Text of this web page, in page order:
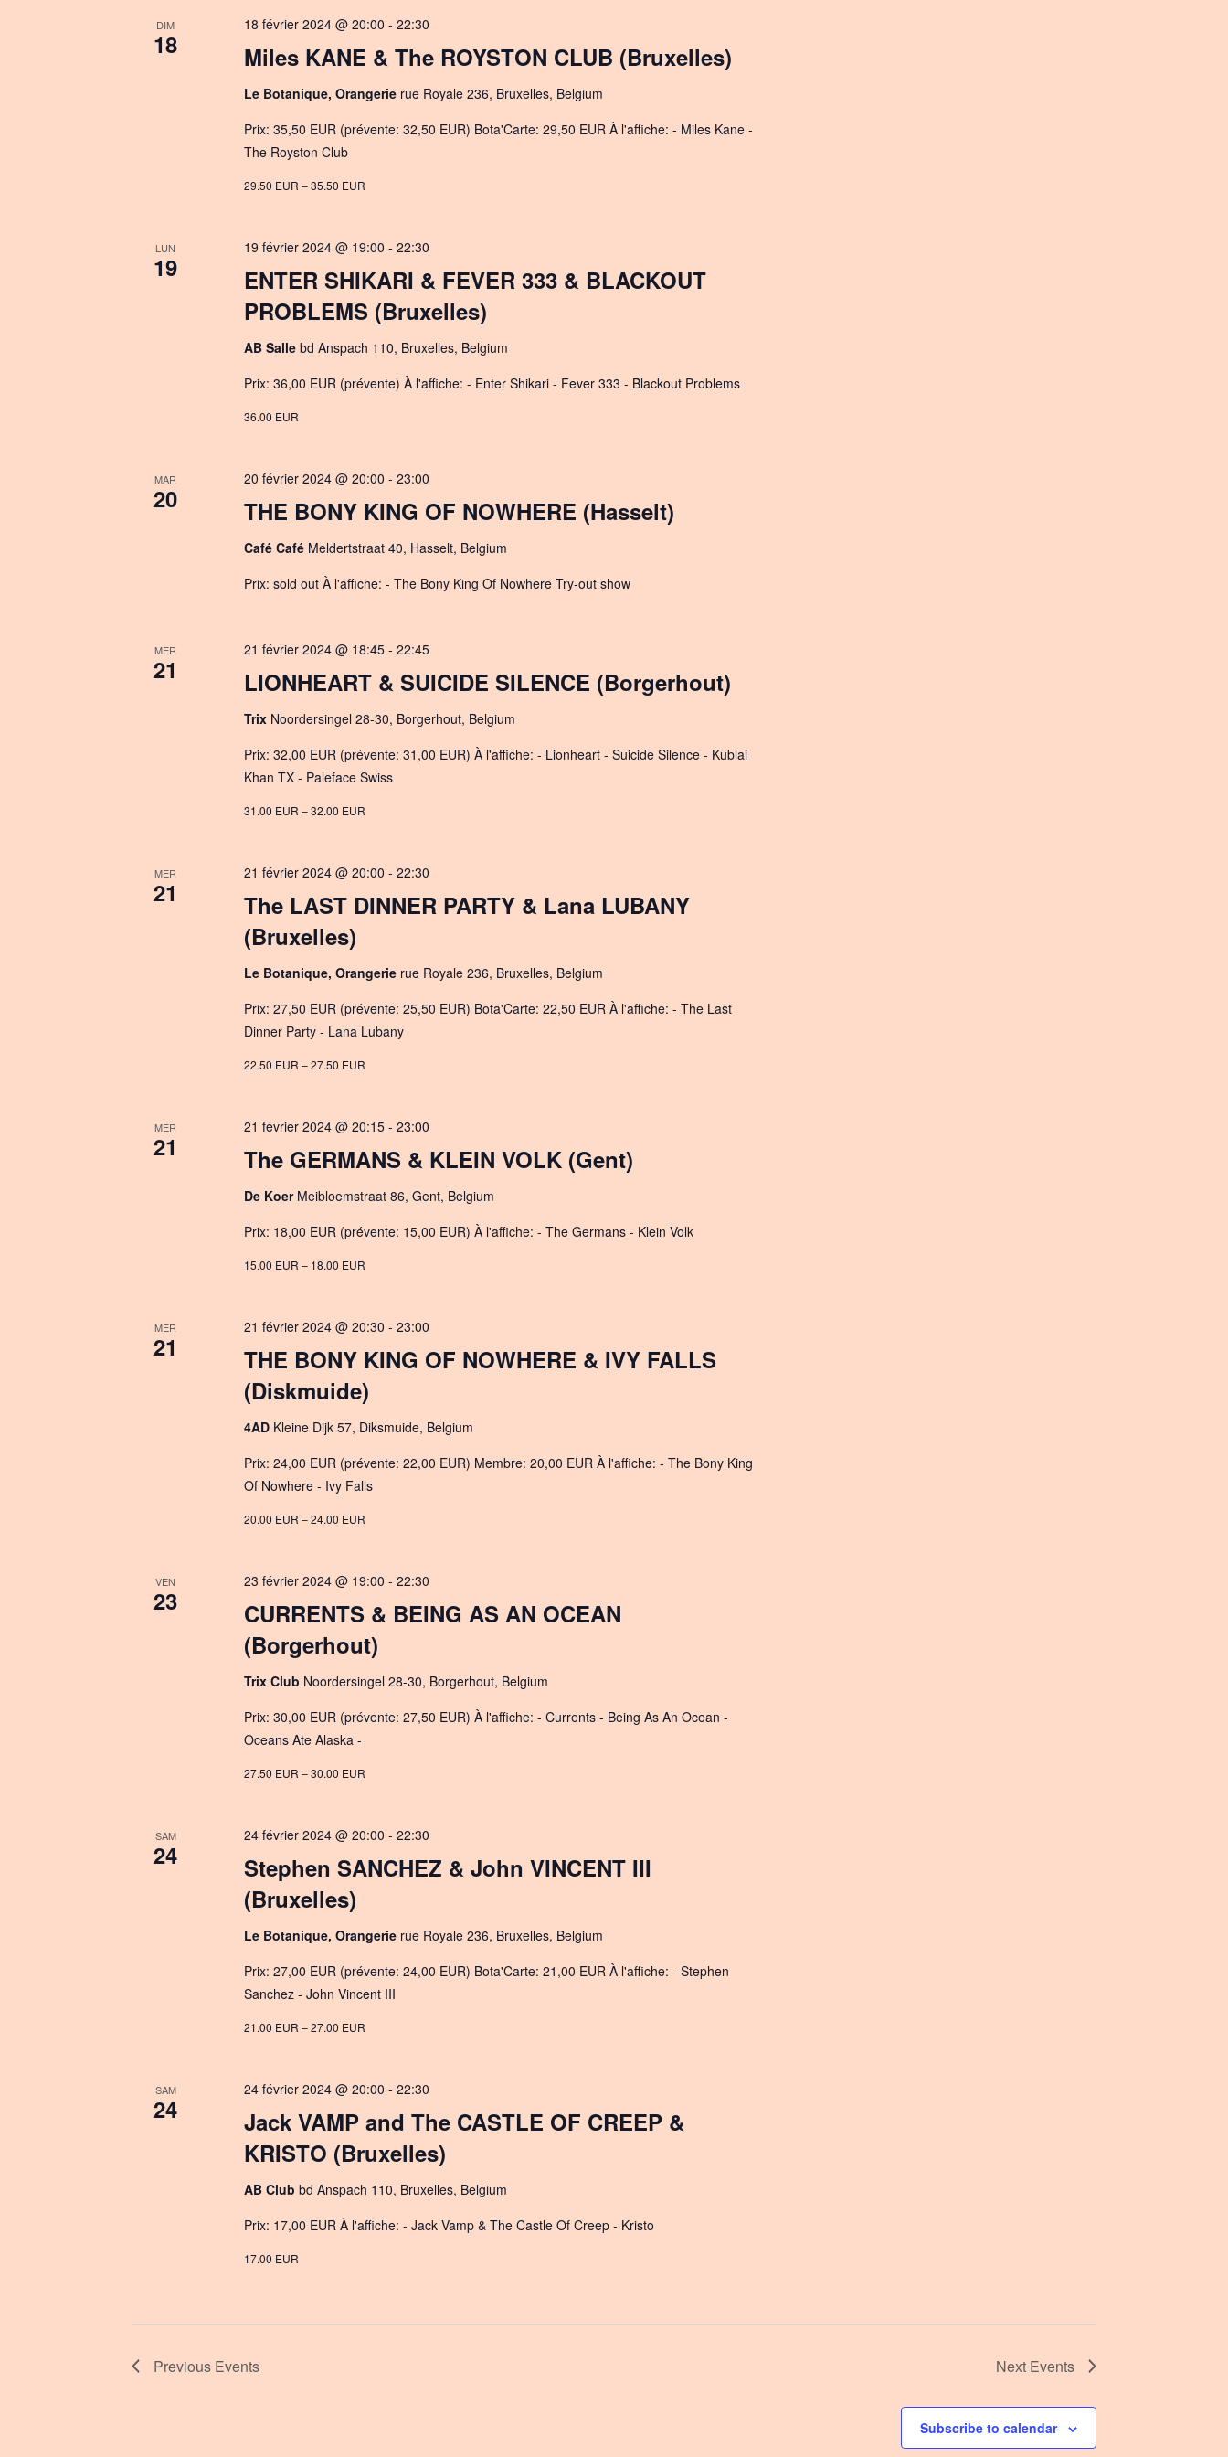
c
d
a
e
.
DIM
18 Miles KANE & The ROYSTON CLUB (Bruxelles)
18 février 2024 @ 20:00 - 22:30
Le Botanique, Orangerie rue Royale 236, Bruxelles, Belgium
Prix: 35,50 EUR (prévente: 32,50 EUR) Bota'Carte: 29,50 EUR À l'affiche: - Miles Kane -
The Royston Club
29.50 EUR – 35.50 EUR
LUN
19
ENTER SHIKARI & FEVER 333 & BLACKOUT
PROBLEMS (Bruxelles)
19 février 2024 @ 19:00 - 22:30
AB Salle bd Anspach 110, Bruxelles, Belgium
Prix: 36,00 EUR (prévente) À l'affiche: - Enter Shikari - Fever 333 - Blackout Problems
36.00 EUR
MAR
20 THE BONY KING OF NOWHERE (Hasselt)
20 février 2024 @ 20:00 - 23:00
Café Café Meldertstraat 40, Hasselt, Belgium
Prix: sold out À l'affiche: - The Bony King Of Nowhere Try-out show
MER
21 LIONHEART & SUICIDE SILENCE (Borgerhout)
21 février 2024 @ 18:45- 22:45
Trix Noordersingel 28-30, Borgerhout, Belgium
Prix: 32,00 EUR (prévente: 31,00 EUR) À l'affiche: - Lionheart - Suicide Silence - Kublai
Khan TX - Paleface Swiss
31.00 EUR – 32.00 EUR
MER
21
The LAST DINNER PARTY & Lana LUBANY
(Bruxelles)
21 février 2024 @ 20:00 - 22:30
Le Botanique, Orangerie rue Royale 236, Bruxelles, Belgium
Prix: 27,50 EUR (prévente: 25,50 EUR) Bota'Carte: 22,50 EUR À l'affiche: - The Last
Dinner Party - Lana Lubany
22.50 EUR – 27.50 EUR
MER
21 The GERMANS & KLEIN VOLK (Gent)
21 février 2024 @ 20:15- 23:00
De Koer Meibloemstraat 86, Gent, Belgium
Prix: 18,00 EUR (prévente: 15,00 EUR) À l'affiche: - The Germans - Klein Volk
15.00 EUR – 18.00 EUR
MER
21
THE BONY KING OF NOWHERE & IVY FALLS
(Diskmuide)
21 février 2024 @ 20:30 - 23:00
4AD Kleine Dijk 57, Diksmuide, Belgium
Prix: 24,00 EUR (prévente: 22,00 EUR) Membre: 20,00 EUR À l'affiche: - The Bony King
Of Nowhere - Ivy Falls
20.00 EUR – 24.00 EUR
VEN
23
CURRENTS & BEING AS AN OCEAN
(Borgerhout)
23 février 2024 @ 19:00 - 22:30
Trix Club Noordersingel 28-30, Borgerhout, Belgium
Prix: 30,00 EUR (prévente: 27,50 EUR) À l'affiche: - Currents - Being As An Ocean -
Oceans Ate Alaska -
27.50 EUR – 30.00 EUR
SAM
24
Stephen SANCHEZ & John VINCENT III
(Bruxelles)
24 février 2024 @ 20:00 - 22:30
Le Botanique, Orangerie rue Royale 236, Bruxelles, Belgium
Prix: 27,00 EUR (prévente: 24,00 EUR) Bota'Carte: 21,00 EUR À l'affiche: - Stephen
Sanchez - John Vincent III
21.00 EUR – 27.00 EUR
SAM
24
Jack VAMP and The CASTLE OF CREEP &
KRISTO (Bruxelles)
24 février 2024 @ 20:00 - 22:30
AB Club bd Anspach 110, Bruxelles, Belgium
Prix: 17,00 EUR À l'affiche: - Jack Vamp & The Castle Of Creep - Kristo
17.00 EUR
Previous Events Next Events
Subscribe to calendar